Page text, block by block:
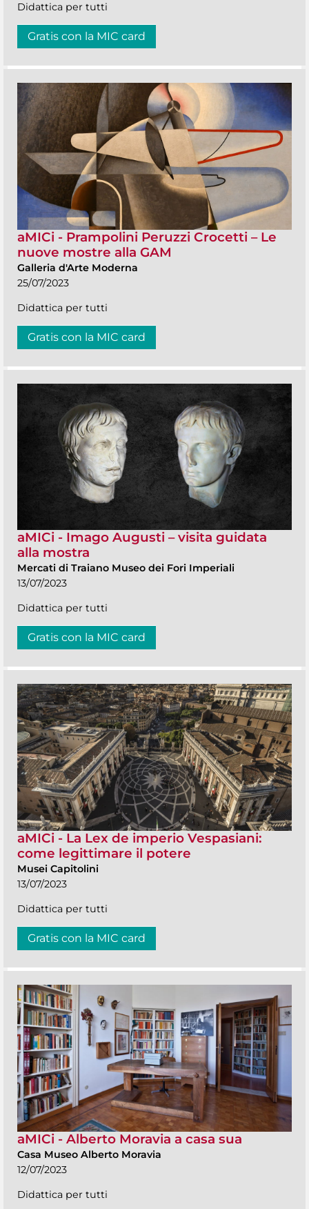
Didattica per tutti
Gratis con la MIC card
aMICi - Prampolini Peruzzi Crocetti – Le
nuove mostre alla GAM
Galleria d'Arte Moderna
25/07/2023
Didattica per tutti
Gratis con la MIC card
aMICi - Imago Augusti – visita guidata
alla mostra
Mercati di Traiano Museo dei Fori Imperiali
13/07/2023
Didattica per tutti
Gratis con la MIC card
aMICi - La Lex de imperio Vespasiani:
come legittimare il potere
Musei Capitolini
13/07/2023
Didattica per tutti
Gratis con la MIC card
aMICi - Alberto Moravia a casa sua
Casa Museo Alberto Moravia
12/07/2023
Didattica per tutti